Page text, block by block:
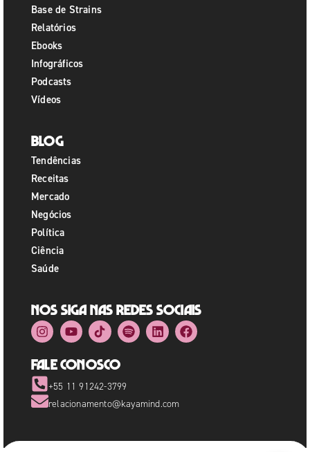
Base de Strains
Relatórios
Ebooks
Infográficos
Podcasts
Vídeos
Blog
Tendências
Receitas
Mercado
Negócios
Política
Ciência
Saúde
Nos siga nas redes sociais
Fale Conosco
+55 11 91242-3799
relacionamento@kayamind.com